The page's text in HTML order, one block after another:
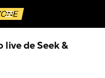
Menu
de Seek &